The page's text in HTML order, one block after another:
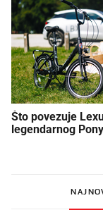
Što povezuje
legendarnog